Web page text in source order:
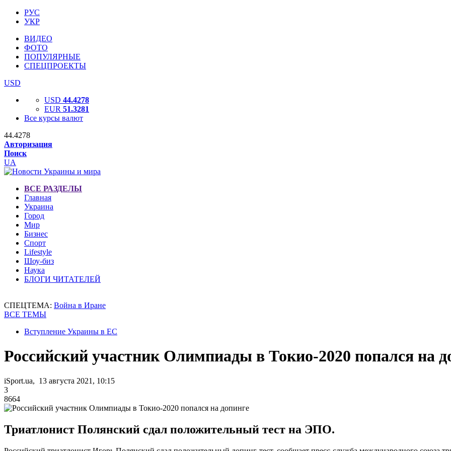
РУС
УКР
ВИДЕО
ФОТО
ПОПУЛЯРНЫЕ
СПЕЦПРОЕКТЫ
USD
USD 44.4278
EUR 51.3281
Все курсы валют
44.4278
Авторизация
Поиск
UA
ВСЕ РАЗДЕЛЫ
Главная
Украина
Город
Мир
Бизнес
Спорт
Lifestyle
Шоу-биз
Наука
БЛОГИ ЧИТАТЕЛЕЙ
СПЕЦТЕМА: Война в Иране
ВСЕ ТЕМЫ
Вступление Украины в ЕС
Российский участник Олимпиады в Токио-2020 попался на
iSport.ua, 13 августа 2021, 10:15
3
8664
Триатлонист Полянский сдал положительный тест на ЭПО.